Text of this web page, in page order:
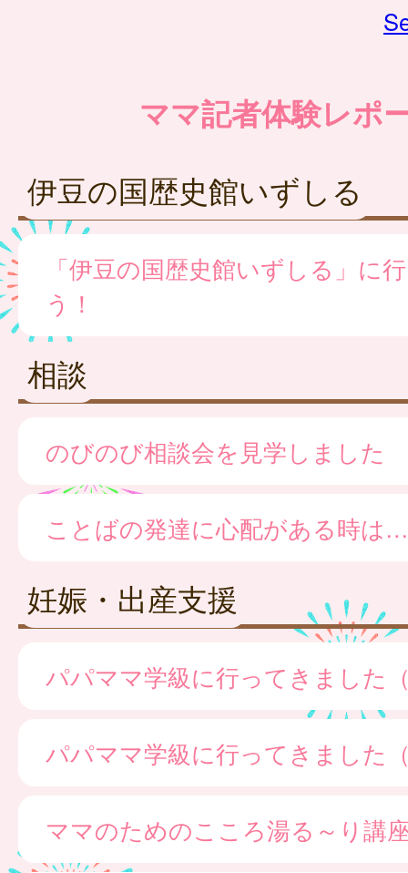
ママ記者体験レポ
伊豆の国歴史館いずしる
「伊豆の国歴史館いずしる」に
う！
相談
のびのび相談会を見学しました
ことばの発達に心配がある時
妊娠・出産支援
パパママ学級に行ってきました
パパママ学級に行ってきました
ママのためのこころ湯る～り講